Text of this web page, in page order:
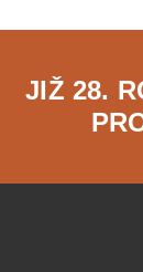
JIŽ 28.